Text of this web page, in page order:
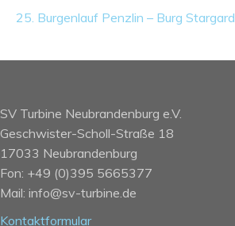
25. Burgenlauf Penzlin – Burg Stargard
SV Turbine Neubrandenburg e.V.
Geschwister-Scholl-Straße 18
17033 Neubrandenburg
Fon: +49 (0)395 5665377
Mail: info@sv-turbine.de
Kontaktformular